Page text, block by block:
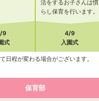
活をするお子さんは慣
らし保育を行います。
9
式
4/9
入園式
日程が変わる場合がございます。
保育部